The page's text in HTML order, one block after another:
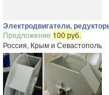
Электродвигатели,
Предложение 100 руб.
Россия, Крым и Севастополь